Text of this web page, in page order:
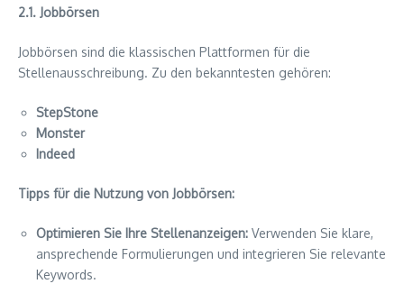
2.1. Jobbörsen
Jobbörsen sind die klassischen Plattformen für die
Stellenausschreibung. Zu den bekanntesten gehören:
StepStone
Monster
Indeed
Tipps für die Nutzung von Jobbörsen:
Optimieren Sie Ihre Stellenanzeigen: Verwenden Sie klare,
ansprechende Formulierungen und integrieren Sie relevante
Keywords.